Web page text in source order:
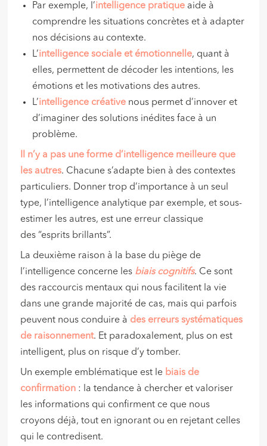
Par exemple, l’intelligence pratique aide à
comprendre les situations concrètes et à adapter
nos décisions au contexte.
L’intelligence sociale et émotionnelle, quant à
elles, permettent de décoder les intentions, les
émotions et les motivations des autres.
L’intelligence créative nous permet d’innover et
d’imaginer des solutions inédites face à un
problème.
Il n’y a pas une forme d’intelligence meilleure que
les autres. Chacune s’adapte bien à des contextes
particuliers. Donner trop d’importance à un seul
type, l’intelligence analytique par exemple, et sous-
estimer les autres, est une erreur classique
des “esprits brillants”.
La deuxième raison à la base du piège de
l’intelligence concerne les biais cognitifs. Ce sont
des raccourcis mentaux qui nous facilitent la vie
dans une grande majorité de cas, mais qui parfois
peuvent nous conduire à des erreurs systématiques
de raisonnement. Et paradoxalement, plus on est
intelligent, plus on risque d’y tomber.
Un exemple emblématique est le biais de
confirmation : la tendance à chercher et valoriser
les informations qui confirment ce que nous
croyons déjà, tout en ignorant ou en rejetant celles
qui le contredisent.